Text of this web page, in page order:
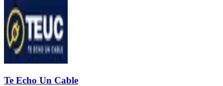
Te Echo Un Cable